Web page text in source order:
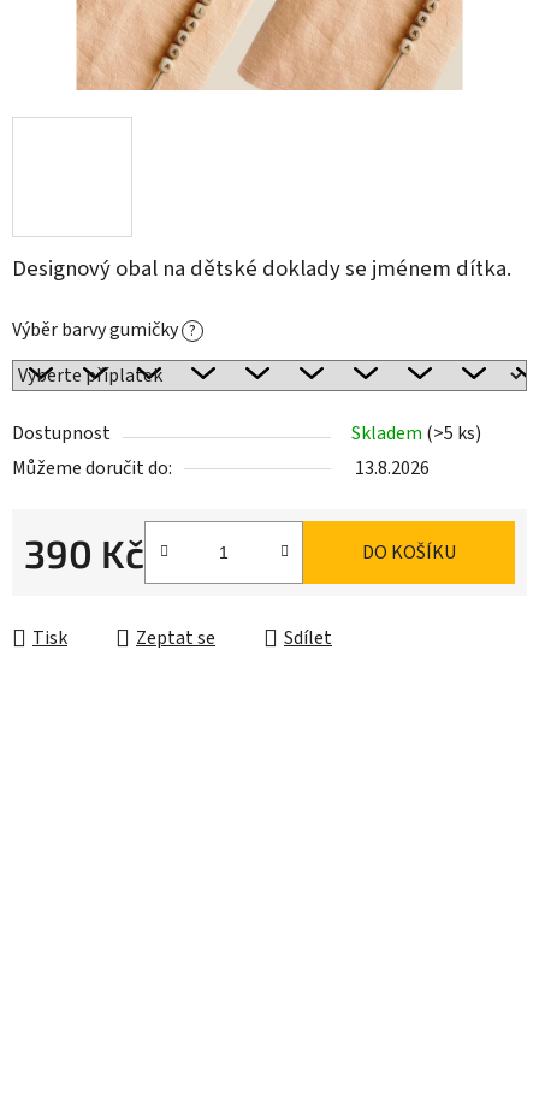
Designový obal na dětské doklady se jménem dítka.
Výběr barvy gumičky ?
Dostupnost Skladem (>5 ks)
Můžeme doručit do:
13.8.2026
390 Kč DO KOŠÍKU
Tisk Zeptat se Sdílet